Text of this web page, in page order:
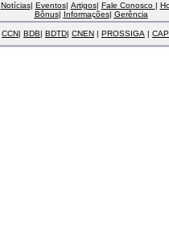
Notícias| Eventos| Artigos| Fale Conosco |
Bônus| Informações| Gerência
CCN| BDB| BDTD| CNEN | PROSSIGA |